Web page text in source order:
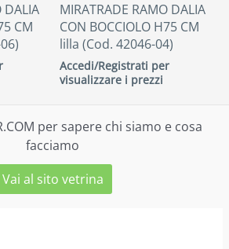
MIRATRADE RAMO DALIA
CON BOCCIOLO H75 CM
lilla (Cod. 42046-04)
Accedi/Registrati per
visualizzare i prezzi
DALIA
CM
per sapere chi siamo e cosa
facciamo
Vai al sito vetrina